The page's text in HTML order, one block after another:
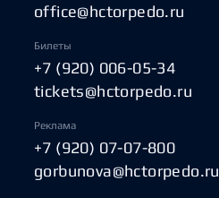
office@hctorpedo.ru
Билеты
+7 (920) 006-05-34
tickets@hctorpedo.ru
Реклама
+7 (920) 07-07-800
gorbunova@hctorpedo.ru